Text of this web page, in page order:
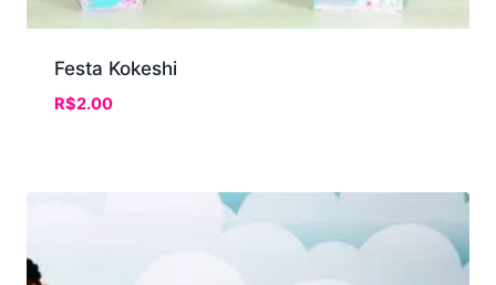
Festa Kokeshi
R$2.00